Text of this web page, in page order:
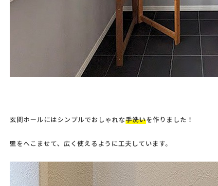
玄関ホールにはシンプルでおしゃれな手洗いを作りました！
壁をへこませて、広く使えるように工夫しています。